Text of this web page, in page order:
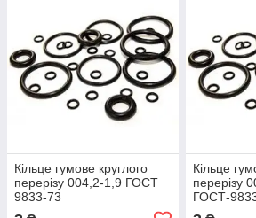
Кільце гумове круглого
перерізу 004,2-1,9 ГОСТ
9833-73
Кільце
перерізу
ГОСТ-